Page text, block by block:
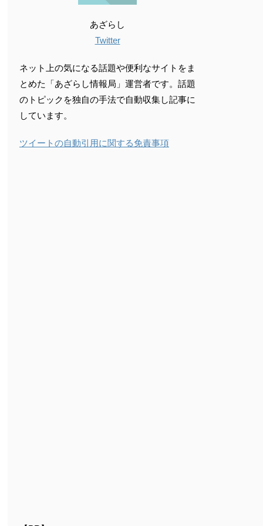
あざらし
Twitter
ネット上の気になる話題や便利なサイトをま
とめた「あざらし情報局」運営者です。話題
のトピックを独自の手法で自動収集し記事に
しています。
ツイートの自動引用に関する免責事項